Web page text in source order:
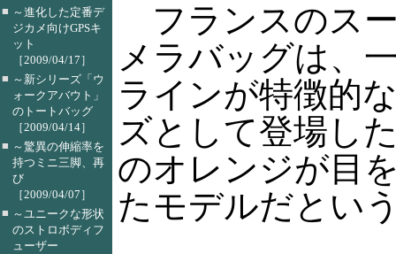
■ ～進化した定番デ
ジカメ向けGPSキ
ット
［2009/04/17］
■ ～新シリーズ「ウ
ォークアバウト」
のトートバッグ
［2009/04/14］
■ ～驚異の伸縮率を
持つミニ三脚、再
び
［2009/04/07］
■ ～ユニークな形状
のストロボディフ
ューザー
フランスのス
メラバッグは、
ラインが特徴的
ズとして登場し
のオレンジが目
たモデルだとい